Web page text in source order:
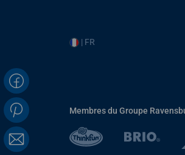
| FR
Membres du Groupe